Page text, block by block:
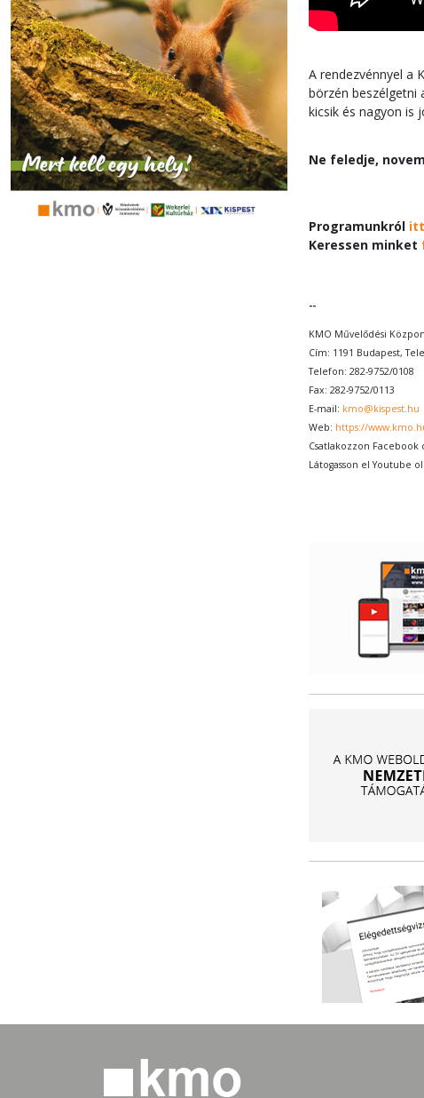
A rendezvénnyel a
börzén beszélgetni
kicsik és nagyon is
Ne feledje,
Programunkról itt
Keressen minket
--
KMO Művelődési
Cím: 1191 Budapest,
Telefon: 282-9752/0108
Fax: 282-9752/0113
E-mail: kmo@kispest.hu
Web: https://
Csatlakozzon Facebook
Látogasson el Youtube